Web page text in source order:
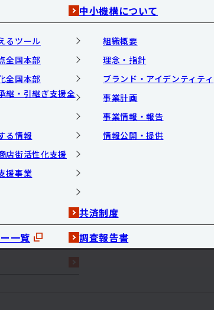
るツール
全国本部
全国本部
継・引継ぎ支援全
る情報
店街活性化支援
援事業
中小機構について
組織概要
理念・指針
ブランド・アイデンティティ
事業計画
事業情報・報告
情報公開・提供
共済制度
一覧
調査報告書